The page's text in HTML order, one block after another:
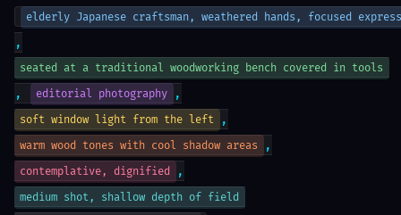
elderly Japanese craftsman, weathered hands, focused
,
seated at a traditional woodworking bench covered in tools
, editorial photography ,
soft window light from the left ,
warm wood tones with cool shadow areas ,
contemplative, dignified ,
medium shot, shallow depth of field